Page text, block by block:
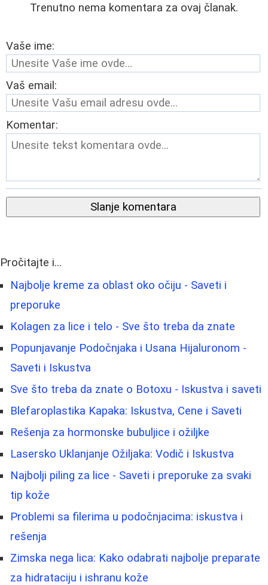
Trenutno nema komentara za ovaj članak.
Vaše ime:
Vaš email:
Komentar:
Slanje komentara
Pročitajte i...
Najbolje kreme za oblast oko očiju - Saveti i
preporuke
Kolagen za lice i telo - Sve što treba da znate
Popunjavanje Podočnjaka i Usana Hijaluronom -
Saveti i Iskustva
Sve što treba da znate o Botoxu - Iskustva i saveti
Blefaroplastika Kapaka: Iskustva, Cene i Saveti
Rešenja za hormonske bubuljice i ožiljke
Lasersko Uklanjanje Ožiljaka: Vodič i Iskustva
Najbolji piling za lice - Saveti i preporuke za svaki
tip kože
Problemi sa filerima u podočnjacima: iskustva i
rešenja
Zimska nega lica: Kako odabrati najbolje preparate
za hidrataciju i ishranu kože